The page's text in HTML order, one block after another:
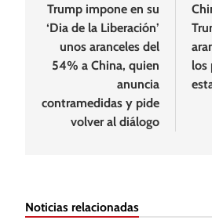
de
entradas
Trump impone en su
‘Dia de la Liberación’
unos aranceles del
54% a China, quien
anuncia
contramedidas y pide
volver al diálogo
los
Noticias relacionadas